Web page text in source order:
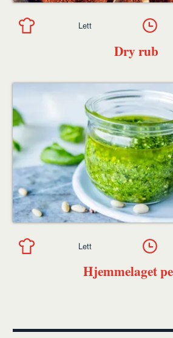
Dry rub
Lett
Hjemmelaget
Lett